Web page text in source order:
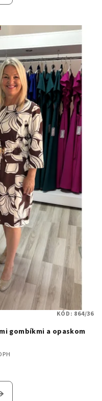
gombíkmi a opaskom
KÓD: 864/36